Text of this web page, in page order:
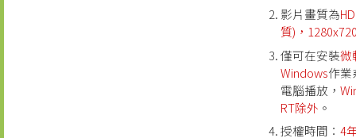
影片畫質為
質)，
僅可在安裝微
Windows作業
電腦播放，
RT除外 。
授權時間：4